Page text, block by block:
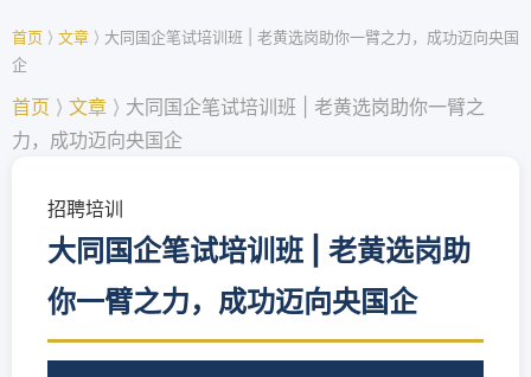
首页 ⟩ 文章 ⟩ 大同国企笔试培训班 | 老黄选岗助你一臂之力，成功迈向央国
企
首页 ⟩ 文章 ⟩ 大同国企笔试培训班 | 老黄选岗助你一臂之
力，成功迈向央国企
招聘培训
大同国企笔试培训班 | 老黄选岗助
你一臂之力，成功迈向央国企